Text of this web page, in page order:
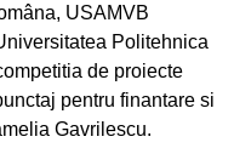
USAMVB
Politehnica
de proiecte
pentru finantare si
Gavrilescu.